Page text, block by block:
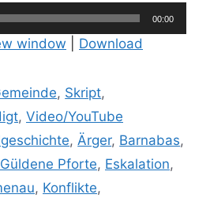
00:00
window Download
, Skript,
, Video/YouTube
,Ärger, Barnabas,
Pforte, Eskalation,
, Konflikte,